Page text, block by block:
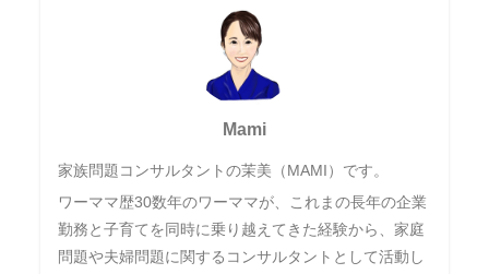
Mami
家族問題コンサルタントの茉美（MAMI）です。
ワーママ歴30数年のワーママが、これまの長年の企業
勤務と子育てを同時に乗り越えてきた経験から、家庭
問題や夫婦問題に関するコンサルタントとして活動し